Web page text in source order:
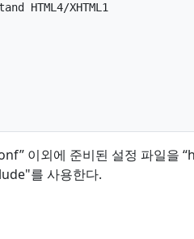
HTML4/XHTML1
이외에 준비된 설정 파일을
를 사용한다.